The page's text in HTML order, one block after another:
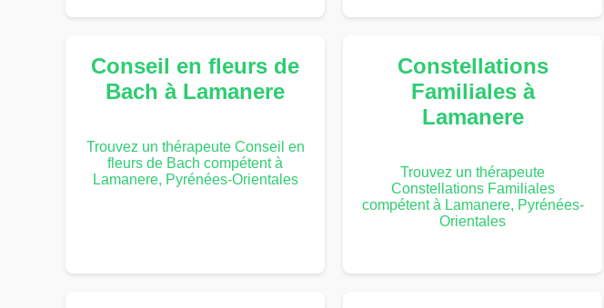
Conseil en fleurs de
Bach à Lamanere
Trouvez un thérapeute Conseil en
fleurs de Bach compétent à
Lamanere, Pyrénées-Orientales
Constellations
Familiales à
Lamanere
Trouvez un thérapeute
Constellations Familiales
compétent à Lamanere, Pyrénées-
Orientales